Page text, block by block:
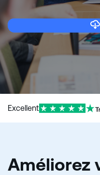
Excellent
Améliorez